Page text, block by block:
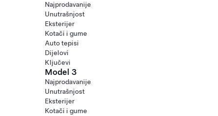
Najprodavanije
Unutrašnjost
Eksterijer
Kotači i gume
Auto tepisi
Dijelovi
Ključevi
Model 3
Najprodavanije
Unutrašnjost
Eksterijer
Kotači i gume